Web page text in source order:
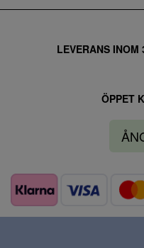
LEVERANS INOM
ÖPPET